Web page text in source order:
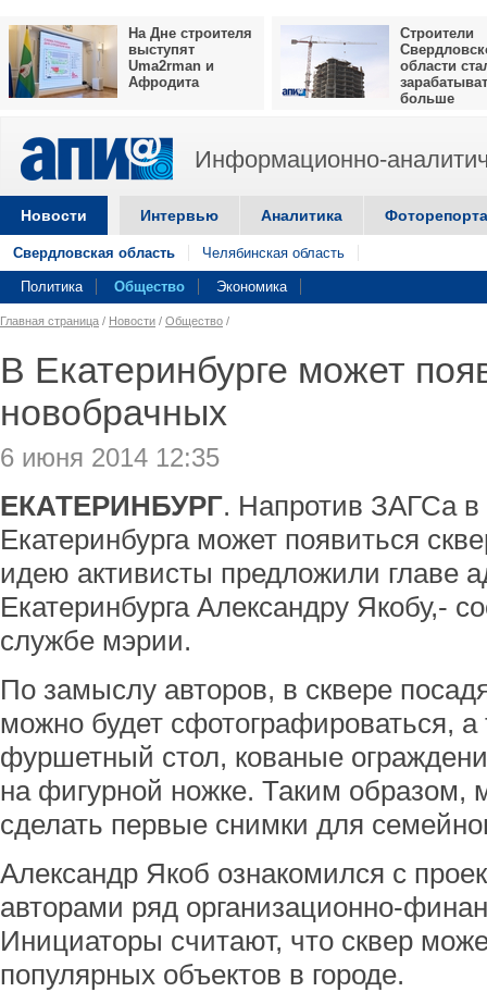
На Дне строителя
выступят
Uma2rman и
Афродита
Строители
области
больше
Информационно-
Новости Интервью Аналитика
Свердловская область Челябинская область
Политика Общество Экономика
Главная страница / Новости / Общество /
В Екатеринбурге может
новобрачных
6 июня 2014 12:35
ЕКАТЕРИНБУРГ. Напротив ЗАГСа
Екатеринбурга может появиться
идею активисты предложили главе
Екатеринбурга Александру Якобу,-
службе мэрии.
По замыслу авторов, в сквере
можно будет сфотографироваться, а
фуршетный стол, кованые
на фигурной ножке. Таким образом,
сделать первые снимки для
Александр Якоб ознакомился с
авторами ряд организационно-
Инициаторы считают, что сквер
популярных объектов в городе.